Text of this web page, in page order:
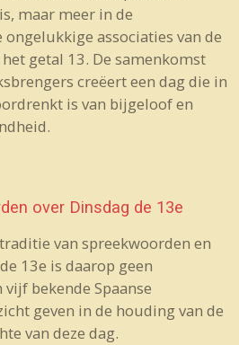
maar meer in de
associaties van de
getal 13. De samenkomst
creëert een dag die in
is van bijgeloof en
over Dinsdag de 13e
van spreekwoorden en
13e is daarop geen
bekende Spaanse
geven in de houding van de
van deze dag.